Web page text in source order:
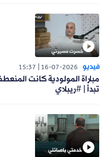
فيديو 16-07-2026
15:37
مباراة المولودية كانت
تبدأ | #ريبلاي